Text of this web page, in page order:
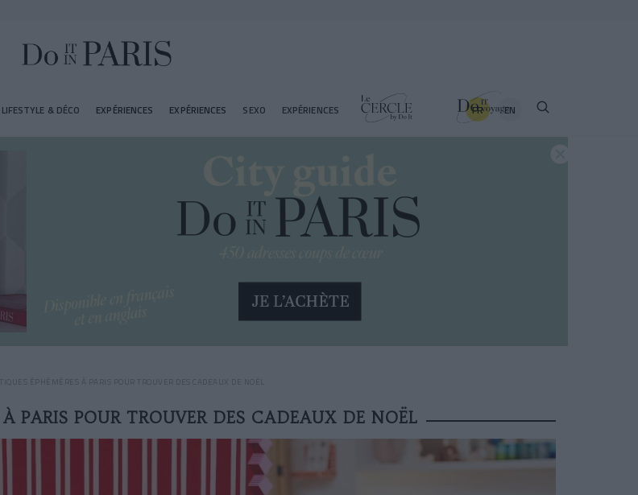
LIFESTYLE & DÉCO EXPÉRIENCES EXPÉRIENCES SEXO EXPÉRIENCES FR EN
ÉPHÉMÈRES À PARIS POUR TROUVER DES CADEAUX DE NOËL
PARIS POUR TROUVER DES CADEAUX DE NOËL